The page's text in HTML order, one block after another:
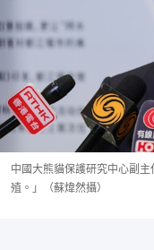
中國大熊貓保護研究中心副
殖。」（蘇煒然攝）